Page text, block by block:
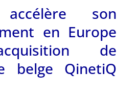
accélère son
en Europe
de
belge QinetiQ